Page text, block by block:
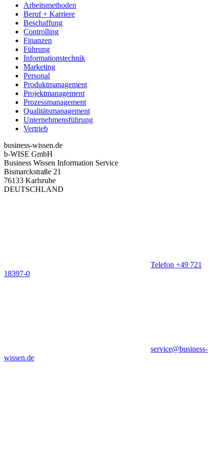
Arbeitsmethoden
Beruf + Karriere
Beschaffung
Controlling
Finanzen
Führung
Informationstechnik
Marketing
Personal
Produktmanagement
Projektmanagement
Prozessmanagement
Qualitätsmanagement
Unternehmensführung
Vertrieb
business-wissen.de
b-WISE GmbH
Business Wissen Information Service
Bismarckstraße 21
76133 Karlsruhe
DEUTSCHLAND
Telefon +49 721
18397-0
service@business-
wissen.de